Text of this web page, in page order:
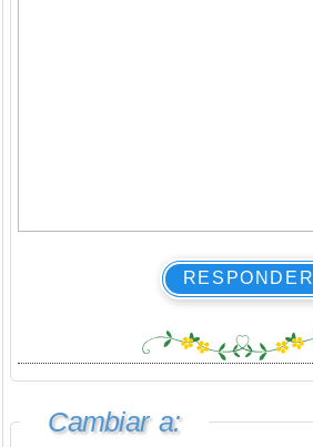
RESPONDER
Cambiar a: